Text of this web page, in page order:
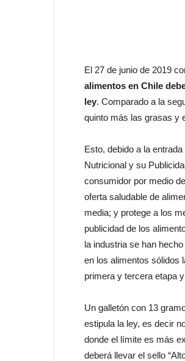
El 27 de junio de 2019
alimentos en Chile
ley. Comparado a la
quinto más las grasas y
Esto, debido a la entrada
Nutricional y su
consumidor por medio
oferta saludable de
media; y protege a los
publicidad de los
la industria se han
en los alimentos sólidos
primera y tercera etapa
Un galletón con 13
estipula la ley, es decir
donde el límite es más
deberá llevar el sello